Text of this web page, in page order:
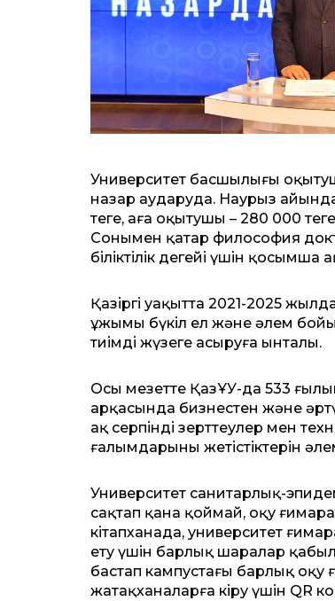
Университет басшылығы
назар аударуда. Наурыз
теңге, аға оқытушы – 280 000
Сонымен қатар философия
біліктілік деңгейі үшін
Қазіргі уақытта 2021-2025
ұжымы бүкіл ел және әлем
тиімді жүзеге асыруға ынталы.
Осы мезетте ҚазҰУ-да 533
арқасында бизнестен және
ақ серпінді зерттеулер мен
ғалымдарының жетістіктерін
Университет санитарлық-
сақтап қана қоймай, оқу
кітапханада, университет
ету үшін барлық шаралар
бастап кампустағы барлық оқу
жатақханаларға кіру үшін QR